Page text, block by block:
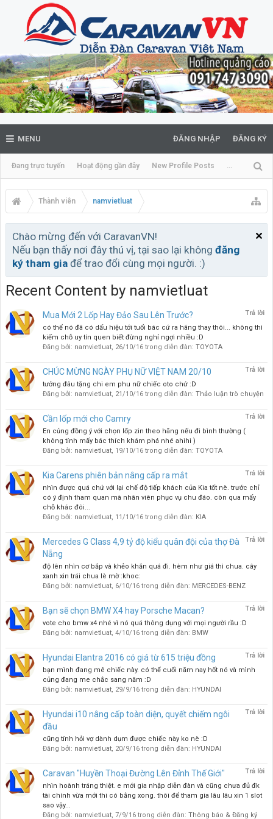
MENU
Đang trực tuyến Hoạt động gần đây New Profile Posts ...
ĐĂNG NHẬP ĐĂNG KÝ
Thành viên namvietluat
Chào mừng đến với CaravanVN!
Nếu bạn thấy nơi đây thú vị, tại sao lại không đăng
ký tham gia để trao đổi cùng mọi người. :)
Recent Content by namvietluat
Trả lời
Mua Mới 2 Lốp Hay Đảo Sau Lên Trước?
có thể nó đã có dấu hiệu tới tuổi bác cứ ra hãng thay thôi... không thì
kiếm chỗ uy tín quen biết đừng nghỉ ngợi nhiều :D
Đăng bởi: namvietluat, 26/10/16 trong diễn đàn: TOYOTA
Trả lời
CHÚC MỪNG NGÀY PHỤ NỮ VIỆT NAM 20/10
tưởng đâu tặng chi em phu nữ chiếc oto chứ :D
Đăng bởi: namvietluat, 21/10/16 trong diễn đàn: Thảo luận trò chuyện
Trả lời
Cần lốp mới cho Camry
En củng đồng ý với chọn lốp zin theo hãng nếu đi bình thường (
không tính mấy bác thích khám phá nhé ahihi )
Đăng bởi: namvietluat, 19/10/16 trong diễn đàn: TOYOTA
Trả lời
Kia Carens phiên bản nâng cấp ra mắt
nhìn được quá chứ với lại chế độ tiếp khách của Kia tốt nè. trước chỉ
có ý định tham quan mà nhân viên phục vụ chu đáo. còn qua mấy
chỗ khác đôi...
Đăng bởi: namvietluat, 11/10/16 trong diễn đàn: KIA
Trả lời
Mercedes G Class 4,9 tỷ độ kiểu quân đội của thợ Đà
Nẵng
độ lên nhìn cơ bắp và khẻo khắn quá đi. hèm như giá thì chua. cây
xanh xin trái chua lè mờ :khoc:
Đăng bởi: namvietluat, 6/10/16 trong diễn đàn: MERCEDES-BENZ
Trả lời
Bạn sẽ chọn BMW X4 hay Porsche Macan?
vote cho bmw x4 nhé vì nó quá thông dụng với mọi người rầu :D
Đăng bởi: namvietluat, 4/10/16 trong diễn đàn: BMW
Trả lời
Hyundai Elantra 2016 có giá từ 615 triệu đồng
bạn mình đang mê chiếc này. có thể cuối năm nay hốt nó và mình
củng đang me chắc sang năm :D
Đăng bởi: namvietluat, 29/9/16 trong diễn đàn: HYUNDAI
Trả lời
Hyundai i10 nâng cấp toàn diện, quyết chiếm ngôi
đầu
cũng tính hỏi vợ dành dụm được chiếc này ko nè :D
Đăng bởi: namvietluat, 20/9/16 trong diễn đàn: HYUNDAI
Trả lời
Caravan "Huyền Thoại Đường Lên Đỉnh Thế Giới"
nhìn hoành tráng thiệt. e mới gia nhập diễn đàn và cũng chưa đủ đk
tài chính vừa mới thi có bằng xong. thôi để tham gia lâu lâu xin 1 slot
sao vậy...
Đăng bởi: namvietluat, 7/9/16 trong diễn đàn: Thông báo & Đăng ký